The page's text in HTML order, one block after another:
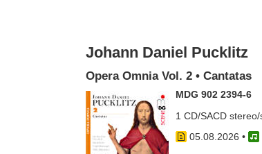
Johann Daniel Pucklitz
Opera Omnia Vol. 2 • Cantatas
MDG 902 2394-6
1 CD/SACD
05.08.2026 •